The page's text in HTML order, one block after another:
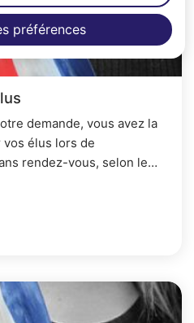
préférences
demande, vous avez la
élus lors de
rendez-vous, selon le